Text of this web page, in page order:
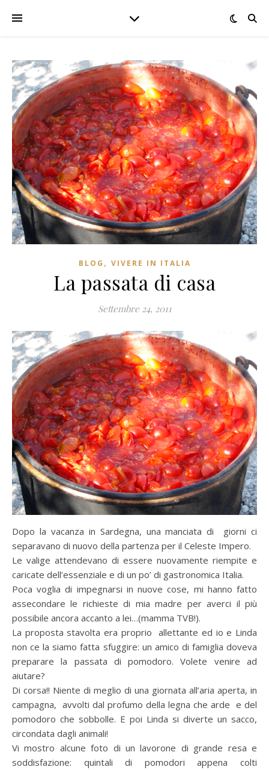
BLOG , VIVERE IN ITALIA
La passata di casa
Settembre 24, 2011
Dopo la vacanza in Sardegna, una manciata di giorni ci
separavano di nuovo della partenza per il Celeste Impero.
Le valige attendevano di essere nuovamente riempite e
caricate dell’essenziale e di un po’ di gastronomica Italia.
Poca voglia di impegnarsi in nuove cose, mi hanno fatto
assecondare le richieste di mia madre per averci il più
possibile ancora accanto a lei…(mamma TVB!).
La proposta stavolta era proprio allettante ed io e Linda
non ce la siamo fatta sfuggire: un amico di famiglia doveva
preparare la passata di pomodoro. Volete venire ad
aiutare?
Di corsa!! Niente di meglio di una giornata all’aria aperta, in
campagna, avvolti dal profumo della legna che arde e del
pomodoro che sobbolle. E poi Linda si diverte un sacco,
circondata dagli animali!
Vi mostro alcune foto di un lavorone di grande resa e
soddisfazione: quintali di pomodori appena colti